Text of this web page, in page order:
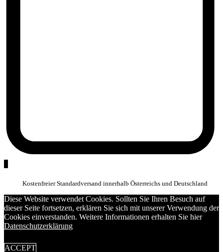
Kostenfreier Standardversand innerhalb Österreichs und Deutschland
Diese Website verwendet Cookies. Sollten Sie Ihren Besuch auf
dieser Seite fortsetzen, erklären Sie sich mit unserer Verwendung der
Cookies einverstanden. Weitere Informationen erhalten Sie hier
Datenschutzerklärung
ACCEPT